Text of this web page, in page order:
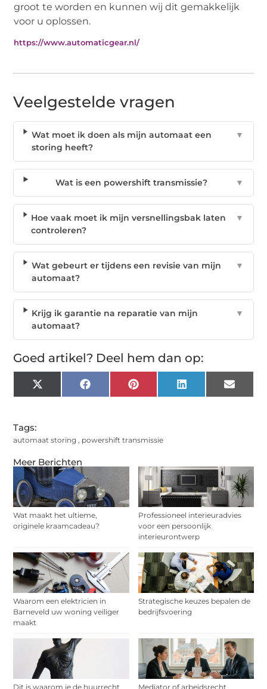
Meer Berichten
Wat maakt het ultieme,
originele kraamcadeau?
Professioneel interieuradvies
voor een persoonlijk
interieurontwerp
Waarom een elektricien in
Barneveld uw woning veiliger
maakt
Strategische keuzes bepalen de
bedrijfsvoering
Dit is waarom je de huurrecht Mediator of arbeidsrecht
groot te worden en kunnen wij dit gemakkelijk
voor u oplossen.
https://www.automaticgear.nl/
Veelgestelde vragen
Wat moet ik doen als mijn automaat een
storing heeft?
▼
Wat is een powershift transmissie? ▼
Hoe vaak moet ik mijn versnellingsbak laten
controleren?
▼
Wat gebeurt er tijdens een revisie van mijn
automaat?
▼
Krijg ik garantie na reparatie van mijn
automaat?
▼
Goed artikel? Deel hem dan op:
X
(Twitter)
Facebook Pinterest LinkedIn Email
Tags:
automaat storing powershift transmissie